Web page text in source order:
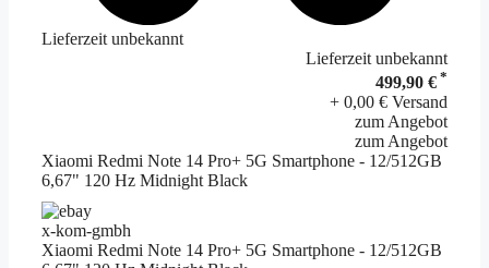
Lieferzeit unbekannt
Lieferzeit unbekannt
499,90 € *
+ 0,00 € Versand
zum Angebot
zum Angebot
Xiaomi Redmi Note 14 Pro+ 5G Smartphone - 12/512GB
6,67" 120 Hz Midnight Black
x-kom-gmbh
Xiaomi Redmi Note 14 Pro+ 5G Smartphone - 12/512GB